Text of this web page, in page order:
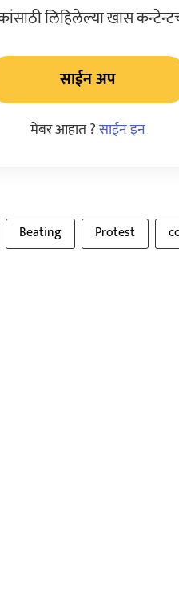
लिहिलेल्या खास
साईन अप
मेंबर आहात ?साईन इन
Beating Protest